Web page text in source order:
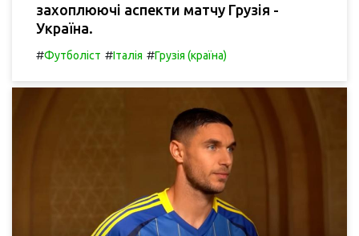
захоплюючі аспекти матчу Грузія -
Україна.
#Футболіст #Італія #Грузія (країна)